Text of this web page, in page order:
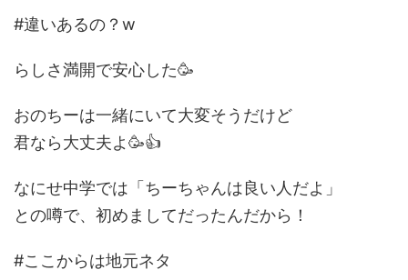
#違いあるの？w
らしさ満開で安心した🥳
おのちーは一緒にいて大変そうだけど
君なら大丈夫よ🥳👍
なにせ中学では「ちーちゃんは良い人だよ」
との噂で、初めましてだったんだから！
#ここからは地元ネタ